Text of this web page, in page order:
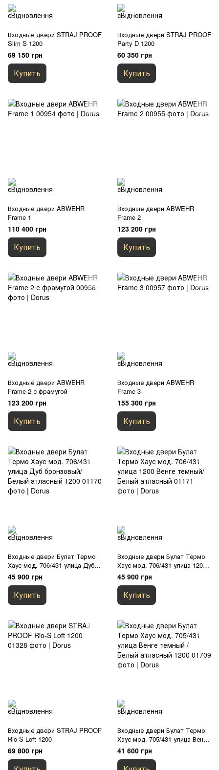
Входные двери STRAJ PROOF
Slim S 1200
69 150 грн
Купить
Входные двери STRAJ PROOF
Party D 1200
60 350 грн
Купить
Входные двери ABWEHR
Frame 1
110 400 грн
Купить
Входные двери ABWEHR
Frame 2
123 200 грн
Купить
Входные двери ABWEHR
Frame 2 с фрамугой
123 200 грн
Купить
Входные двери ABWEHR
Frame 3
155 300 грн
Купить
Входные двери Булат Термо
Хаус мод. 706/431 улица Дуб
бронзовый/Белый атласный
1200
45 900 грн
Купить
Входные двери Булат Термо
Хаус мод. 706/431 улица 1200
Венге темный/Белый атласный
45 900 грн
Купить
Входные двери STRAJ PROOF
Rio-S Loft 1200
69 800 грн
Входные двери Булат Термо
Хаус мод. 705/431 улица Венге
темный / Белый атласный
1200
41 600 грн